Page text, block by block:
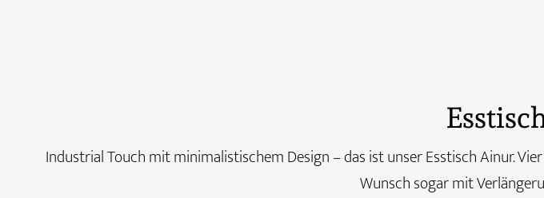
Industrial Touch mit minimalistischem Design – das ist unser Esstisch Ainur.
Wunsch sogar mit